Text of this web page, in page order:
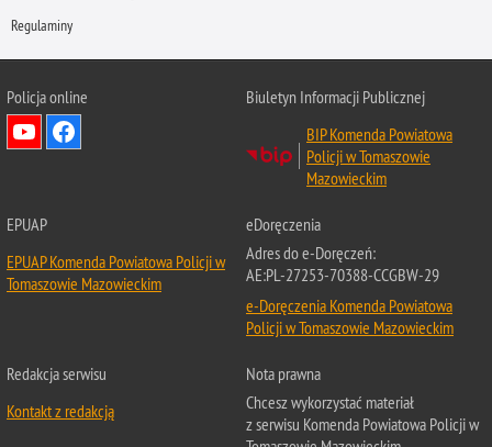
Regulaminy
Policja online
Biuletyn Informacji Publicznej
BIP Komenda Powiatowa
Policji w Tomaszowie
Mazowieckim
EPUAP
EPUAP Komenda Powiatowa Policji w
Tomaszowie Mazowieckim
eDoręczenia
Adres do e-Doręczeń:
AE:PL-27253-70388-CCGBW-29
e-Doręczenia Komenda Powiatowa
Policji w Tomaszowie Mazowieckim
Redakcja serwisu
Kontakt z redakcją
Nota prawna
Chcesz wykorzystać materiał
z serwisu Komenda Powiatowa Policji w